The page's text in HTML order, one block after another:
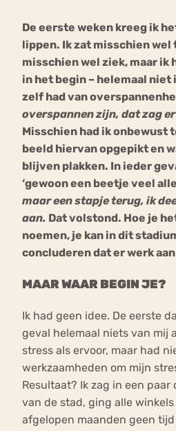
De eerste weken kreeg ik
lippen. Ik zat misschien wel
misschien wel ziek, maar ik
in het begin – helemaal niet
zelf had van
overspannen zijn, dat zag
Misschien had ik onbewust
beeld hiervan opgepikt en
blijven plakken. In ieder
‘gewoon een beetje veel
maar een stapje terug, ik
aan. Dat volstond. Hoe je
noemen, je kan in dit
concluderen dat er werk
MAAR WAAR BEGIN JE?
Ik had geen idee. De eerste
geval helemaal niets van mij
stress als ervoor, maar had
werkzaamheden om mijn
Resultaat? Ik zag in een paar
van de stad, ging alle
afgelopen maanden geen
Bouli
mia
Nerv
osa
Eetstoornis
Eetbuien Piekeren
Orthorexia
Afvallen